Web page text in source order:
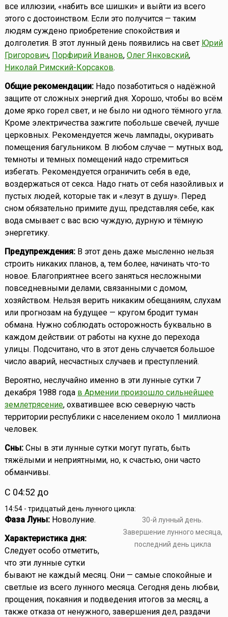
все иллюзии, «набить все шишки» и выйти из всего
этого с достоинством. Если это получится — таким
людям суждено приобретение спокойствия и
долголетия. В этот лунный день появились на свет Юрий
Григорович, Порфирий Иванов, Олег Янковский,
Николай Римский-Корсаков.
Общие рекомендации:Надо позаботиться о надёжной
защите от сложных энергий дня. Хорошо, чтобы во всём
доме ярко горел свет, и не было ни одного тёмного угла.
Кроме электричества зажгите побольше свечей, лучше
церковных. Рекомендуется жечь лампады, окуривать
помещения багульником. В любом случае — мутных вод,
темноты и темных помещений надо стремиться
избегать. Рекомендуется ограничить себя в еде,
воздержаться от секса. Надо гнать от себя назойливых и
пустых людей, которые так и «лезут в душу». Перед
сном обязательно примите душ, представляя себе, как
вода смывает с вас всю чуждую, дурную и тёмную
энергетику.
Предупреждения:В этот день даже мысленно нельзя
строить никаких планов, а, тем более, начинать что-то
новое. Благоприятнее всего заняться несложными
повседневными делами, связанными с домом,
хозяйством. Нельзя верить никаким обещаниям, слухам
или прогнозам на будущее — кругом бродит туман
обмана. Нужно соблюдать осторожность буквально в
каждом действии: от работы на кухне до перехода
улицы. Подсчитано, что в этот день случается большое
число аварий, несчастных случаев и преступлений.
Вероятно, неслучайно именно в эти лунные сутки 7
декабря 1988 года в Армении произошло сильнейшее
землетрясение, охватившее всю северную часть
территории республики с населением около 1 миллиона
человек.
Сны:Сны в эти лунные сутки могут пугать, быть
тяжёлыми и неприятными, но, к счастью, они часто
обманчивы.
С 04:52 до
14:54 - тридцатый день лунного цикла:
30-й лунный день.
Завершение лунного месяца,
последний день цикла
Фаза Луны:Новолуние.
Характеристика дня:
Следует особо отметить,
что эти лунные сутки
бывают не каждый месяц. Они — самые спокойные и
светлые из всего лунного месяца. Сегодня день любви,
прощения, покаяния и подведения итогов за месяц, а
также отказа от ненужного, завершения дел, раздачи